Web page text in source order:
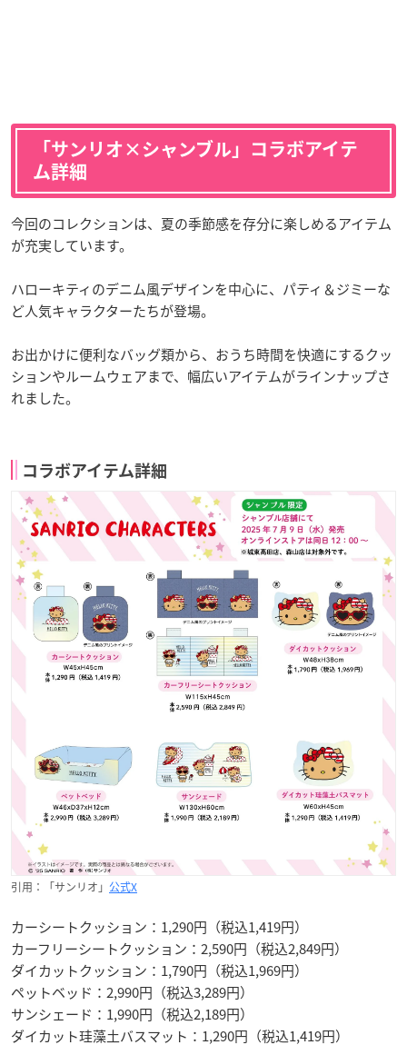
「サンリオ×シャンブル」コラボアイテ
ム詳細
今回のコレクションは、夏の季節感を存分に楽しめるアイテム
が充実しています。
ハローキティのデニム風デザインを中心に、パティ＆ジミーな
ど人気キャラクターたちが登場。
お出かけに便利なバッグ類から、おうち時間を快適にするクッ
ションやルームウェアまで、幅広いアイテムがラインナップさ
れました。
コラボアイテム詳細
引用：「サンリオ」 公式X
カーシートクッション：1,290円（税込1,419円）
カーフリーシートクッション：2,590円（税込2,849円）
ダイカットクッション：1,790円（税込1,969円）
ペットベッド：2,990円（税込3,289円）
サンシェード：1,990円（税込2,189円）
ダイカット珪藻土バスマット：1,290円（税込1,419円）